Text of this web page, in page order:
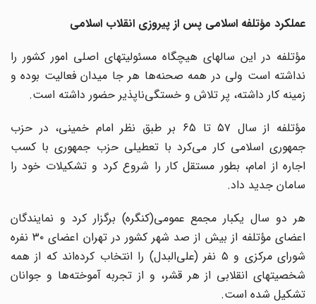
عملکرد مؤتلفه اسلامی پس از پیروزی انقلاب اسلامی
مؤتلفه در این سالهای هیچگاه مسئولیتهای اصلی امور کشور را
نداشته است ولی در همه صحنه‌ها هر جا میدان فعالیت‌ بوده و
زمینه کار داشته، پر تلاش و خستگی‌ناپذیر حضور داشته است.
مؤتلفه از سال ۵۷ تا ۶۵ بر طبق نظر امام خمینی، در حزب
جمهوری اسلامی کار می‌کرد با تعطیلی حزب جمهوری با کسب
اجاره از امام، بطور مستقل کار را شروع کرد و تشکیلات خود را
سامان جدید داد.
هر دو سال یکبار مجمع عمومی(کنگره) برگزار کرد و نمایندگان
اعضای مؤتلفه از بیش از صد شهر کشور در تهران اعضای ۳۰ نفره
شورای مرکزی و ۵ نفر (علی‌البدل) را انتخاب کرده‌اند که از همه
شخصیتهای انقلابی از هر قشر، و از تجربه آموخته‌ها و جوانان
تشکیل شده‌ است.